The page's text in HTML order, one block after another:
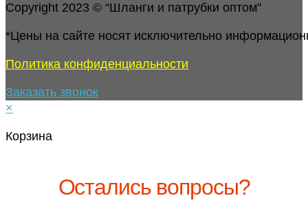
Copyright 2023 © “Шланги и патрубки оптом"
*Цены на сайте носят исключительно
Политика конфиденциальности
Заказать звонок
×
Корзина
Остались вопросы?